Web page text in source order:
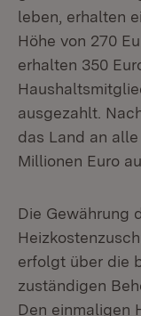
leben, erhalten
Höhe von 270
erhalten 350
ausgezahlt.
das Land an
Millionen Euro
Die Gewährung
erfolgt über die
zuständigen
Den einmaligen